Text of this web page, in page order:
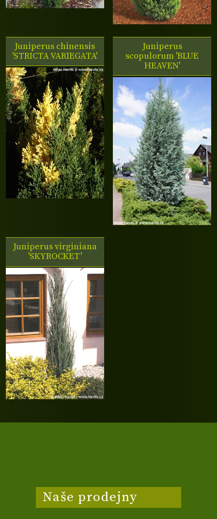
Juniperus chinensis
'STRICTA VARIEGATA'
Juniperus
scopulorum 'BLUE
HEAVEN'
Juniperus virginiana
'SKYROCKET'
Naše prodejny